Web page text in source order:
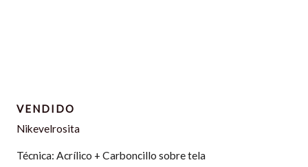
VENDIDO
Nikevelrosita
Técnica: Acrílico + Carboncillo sobre tela